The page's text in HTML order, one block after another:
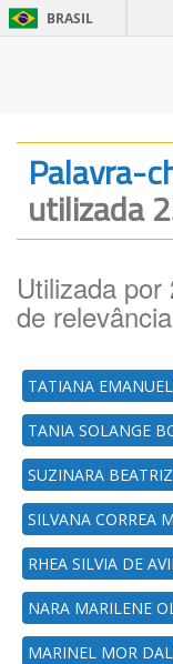
BRASIL
Palavra-
utilizada
Utilizada
de relevância
TATIANA
TANIA SOLANGE
SUZINARA
SILVANA CORREA
RHEA SILVIA DE
NARA MARILENE
MARINEL MOR